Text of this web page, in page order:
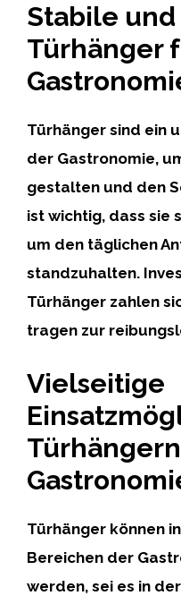
Stabile
Türhänger
Türhänger sind ein
der Gastronomie,
gestalten und den
ist wichtig, dass sie
um den täglichen
standzuhalten.
Türhänger zahlen
tragen zur
Vielseitige
Türhänger können
Bereichen der
werden, sei es in